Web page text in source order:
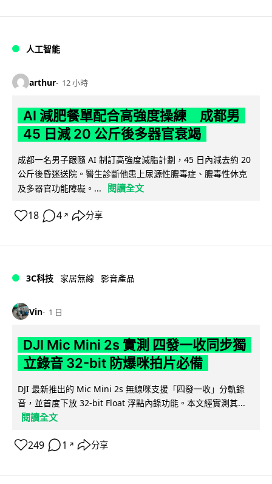
人工智能
arthur 12 小時
AI 減肥餐單配合高強度操練 成都男
45 日減 20 公斤後多器官衰竭
成都一名男子跟隨 AI 制訂高強度減脂計劃，45 日內減去約 20
公斤後昏迷送院。醫生診斷他患上尿源性膿毒症、膿毒性休克
及多器官功能障礙。...
閱讀全文
18 4 ↗ 分享
3C科技 家居無線 影音產品
Vin 1 日
DJI Mic Mini 2s 實測 四發一收同步獨
立錄音 32-bit 防爆咪拍片必備
DJI 最新推出的 Mic Mini 2s 無線咪支援「四發一收」分軌錄
音，並首度下放 32-bit Float 浮點內錄功能。本文經實測其...
閱讀全文
249 1 ↗ 分享